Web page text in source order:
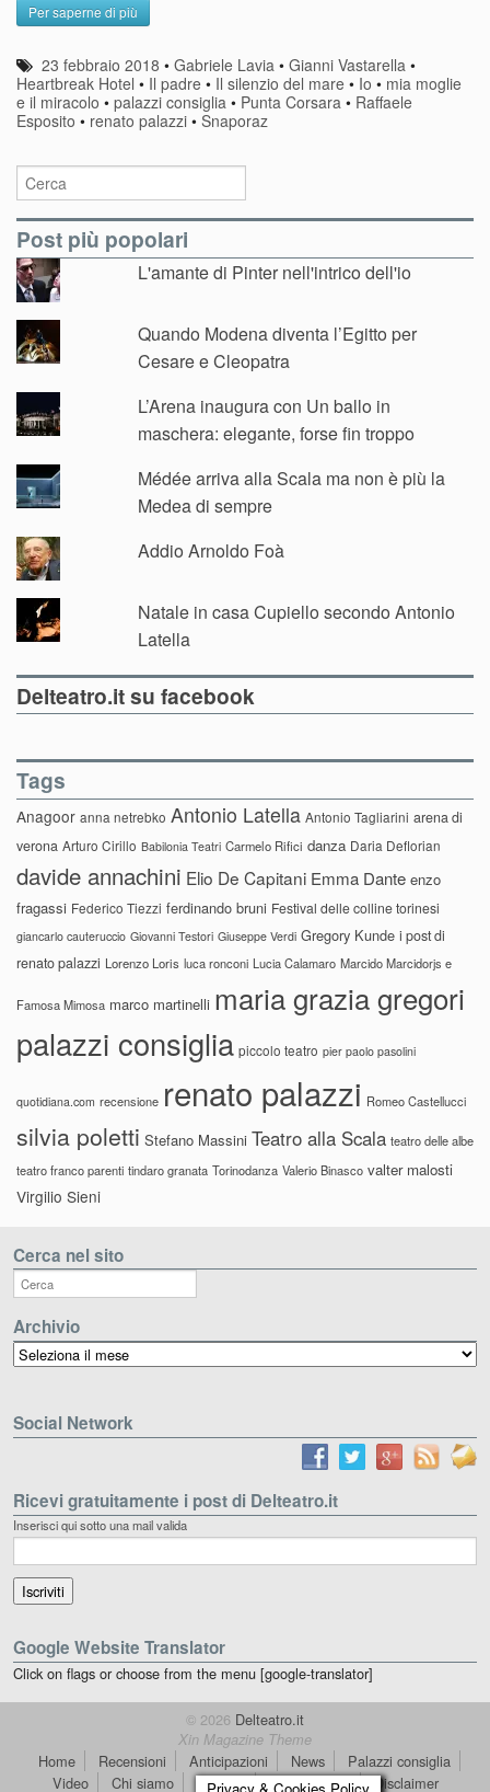
Per saperne di più
23 febbraio 2018 •Gabriele Lavia •Gianni Vastarella •
Heartbreak Hotel • Il padre • Il silenzio del mare • Io • mia moglie
e il miracolo • palazzi consiglia • Punta Corsara • Raffaele
Esposito • renato palazzi • Snaporaz
Post più popolari
L'amante di Pinter nell'intrico dell'io
Quando Modena diventa l’Egitto per
Cesare e Cleopatra
L’Arena inaugura con Un ballo in
maschera: elegante, forse fin troppo
Médée arriva alla Scala ma non è più la
Medea di sempre
Addio Arnoldo Foà
Natale in casa Cupiello secondo Antonio
Latella
Delteatro.it su facebook
Tags
Anagoor anna netrebko Antonio Latella Antonio Tagliarini arena di
verona Arturo Cirillo Babilonia Teatri Carmelo Rifici danza Daria Deflorian
davide annachini Elio De Capitani Emma Dante enzo
fragassi Federico Tiezzi ferdinando bruni Festival delle colline torinesi
giancarlo cauteruccio Giovanni Testori Giuseppe Verdi Gregory Kunde i post di
renato palazzi Lorenzo Loris luca ronconi Lucia Calamaro Marcido Marcidorjs e
Famosa Mimosa marco martinelli maria grazia gregori
palazzi consiglia piccolo teatro pier paolo pasolini
quotidiana.com recensione renato palazzi Romeo Castellucci
silvia poletti Stefano Massini Teatro alla Scala teatro delle albe
teatro franco parenti tindaro granata Torinodanza Valerio Binasco valter malosti
Virgilio Sieni
Cerca nel sito
Archivio
Archivio
Social Network
Ricevi gratuitamente i post di Delteatro.it
Inserisci qui sotto una mail valida
Google Website Translator
Click on flags or choose from the menu [google-translator]
© 2026 Delteatro.it
Xin Magazine Theme
Home Recensioni Anticipazioni News
Palazzi consiglia
Video
Chi siamo Contatti dT in English Disclaimer